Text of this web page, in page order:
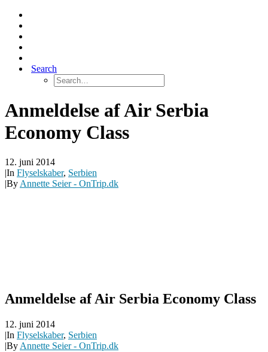
Search
Anmeldelse af Air Serbia
Economy Class
12. juni 2014
|In Flyselskaber, Serbien
|By Annette Seier - OnTrip.dk
Anmeldelse af Air Serbia Economy Class
12. juni 2014
|In Flyselskaber, Serbien
|By Annette Seier - OnTrip.dk